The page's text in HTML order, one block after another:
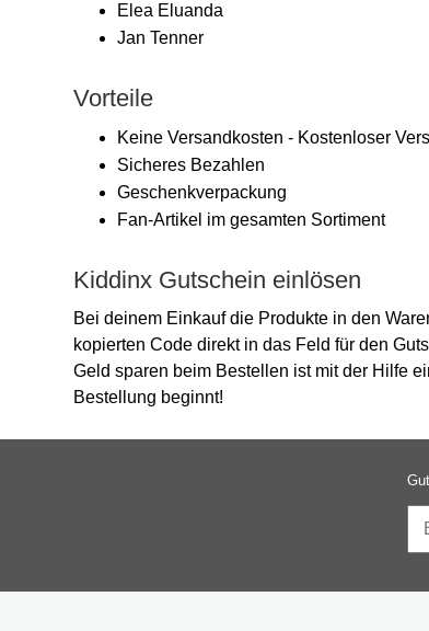
Elea Eluanda
Jan Tenner
Vorteile
Keine Versandkosten - Kostenloser
Sicheres Bezahlen
Geschenkverpackung
Fan-Artikel im gesamten Sortiment
Kiddinx Gutschein einlösen
Bei deinem Einkauf die Produkte in den
kopierten Code direkt in das Feld für den
Geld sparen beim Bestellen ist mit der Hilfe
Bestellung beginnt!